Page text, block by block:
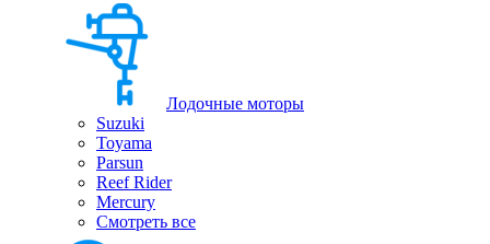
Лодочные моторы
Suzuki
Toyama
Parsun
Reef Rider
Mercury
Смотреть все